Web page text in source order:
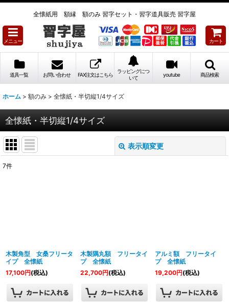
全懐紙用 額縁 額のみ 習字セット・習字道具販売 習字屋
メニュー カート
道具一覧 お問い合わせ FAX注文はこちら
ラッピングにつ
いて
youtube 商品検索
ホーム > 額のみ > 全懐紙・半切縦1/4サイズ
全懐紙・半切縦1/4サイズ
表示順変更
7件
木製角型 女桑フリータ
イプ 全懐紙
17,100円(税込)
木製隅丸額 フリータイ
プ 全懐紙
22,700円(税込)
アルミ額 フリータイ
プ 全懐紙
19,200円(税込)